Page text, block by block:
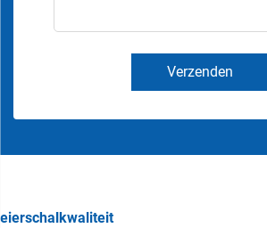
Verzenden
eierschalkwaliteit